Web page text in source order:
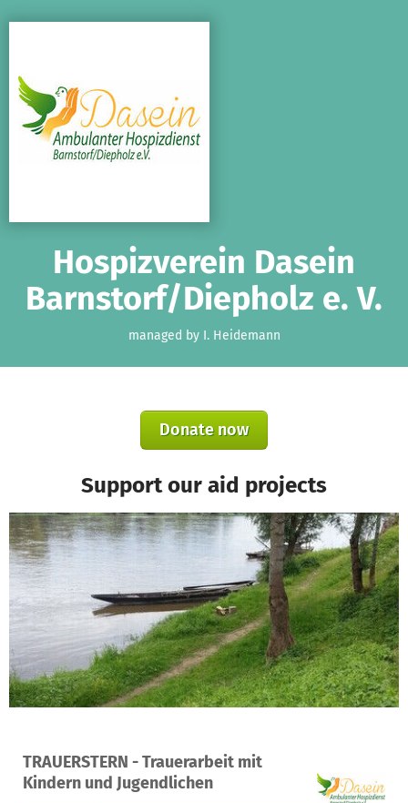
Hospizverein Dasein
Barnstorf/Diepholz e. V.
managed by I. Heidemann
Donate now
Support our aid projects
TRAUERSTERN - Trauerarbeit mit
Kindern und Jugendlichen
A project in Diepholz, Germany
59 19% €4,420
still needed